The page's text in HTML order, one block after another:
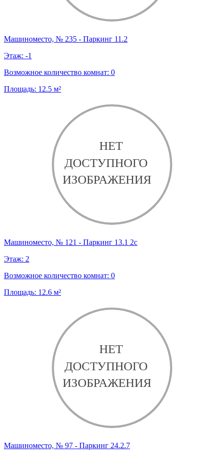
Машиноместо, № 235 - Паркинг 11.2
Этаж: -1
Возможное количество комнат: 0
Площадь: 12.5 м²
Машиноместо, № 121 - Паркинг 13.1 2с
Этаж: 2
Возможное количество комнат: 0
Площадь: 12.6 м²
Машиноместо, № 97 - Паркинг 24.2.7